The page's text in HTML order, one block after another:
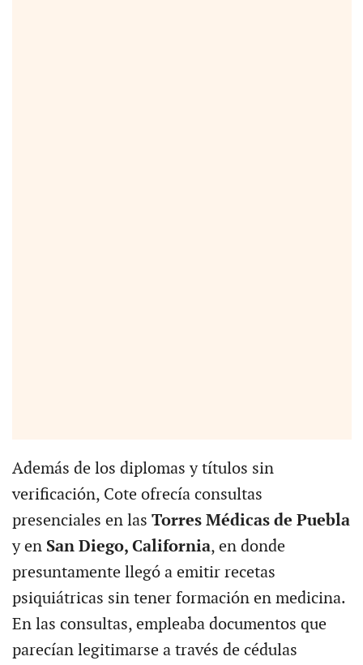
Además de los diplomas y títulos sin
verificación, Cote ofrecía consultas
presenciales en las Torres Médicas de Puebla
y en San Diego, California, en donde
presuntamente llegó a emitir recetas
psiquiátricas sin tener formación en medicina.
En las consultas, empleaba documentos que
parecían legitimarse a través de cédulas